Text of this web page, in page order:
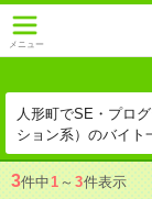
メニュー
人形町でSE・プロ
ション系）のバイト
3件中1 ～ 3件表示